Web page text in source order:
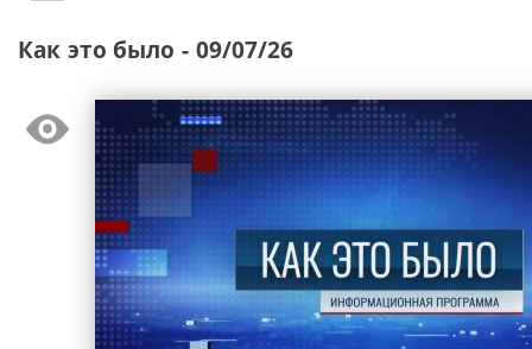
Как это было - 09/07/26